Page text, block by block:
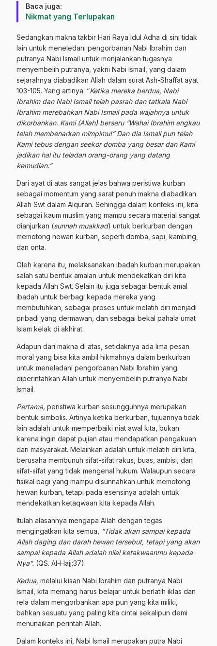
Baca juga:
Nikmat yang Terlupakan
Sedangkan makna takbir Hari Raya Idul Adha di sini tidak
lain untuk meneledani pengorbanan Nabi Ibrahim dan
putranya Nabi Ismail untuk menjalankan tugasnya
menyembelih putranya, yakni Nabi Ismail, yang dalam
sejarahnya diabadikan Allah dalam surat Ash-Shaffat ayat
103-105. Yang artinya: “Ketika mereka berdua, Nabi
Ibrahim dan Nabi Ismail telah pasrah dan tatkala Nabi
Ibrahim merebahkan Nabi Ismail pada wajahnya untuk
dikorbankan. Kami (Allah) berseru “Wahai Ibrahim engkau
telah membenarkan mimpimu!” Dan dia Ismail pun telah
Kami tebus dengan seekor domba yang besar dan Kami
jadikan hal itu teladan orang-orang yang datang
kemudian.”
Dari ayat di atas sangat jelas bahwa peristiwa kurban
sebagai momentum yang sarat penuh makna diabadikan
Allah Swt dalam Alquran. Sehingga dalam konteks ini, kita
sebagai kaum muslim yang mampu secara material sangat
dianjurkan (sunnah muakkad) untuk berkurban dengan
memotong hewan kurban, seperti domba, sapi, kambing,
dan onta.
Oleh karena itu, melaksanakan ibadah kurban merupakan
salah satu bentuk amalan untuk mendekatkan diri kita
kepada Allah Swt. Selain itu juga sebagai bentuk amal
ibadah untuk berbagi kepada mereka yang
membutuhkan, sebagai proses untuk melatih diri menjadi
pribadi yang dermawan, dan sebagai bekal pahala umat
Islam kelak di akhirat.
Adapun dari makna di atas, setidaknya ada lima pesan
moral yang bisa kita ambil hikmahnya dalam berkurban
untuk meneladani pengorbanan Nabi Ibrahim yang
diperintahkan Allah untuk menyembelih putranya Nabi
Ismail.
Pertama, peristiwa kurban sesungguhnya merupakan
bentuk simbolis. Artinya ketika berkurban, tujuannya tidak
lain adalah untuk memperbaiki niat awal kita, bukan
karena ingin dapat pujian atau mendapatkan pengakuan
dari masyarakat. Melainkan adalah untuk melatih diri kita,
berusaha membunuh sifat-sifat rakus, buas, ambisi, dan
sifat-sifat yang tidak mengenal hukum. Walaupun secara
fisikal bagi yang mampu disunnahkan untuk memotong
hewan kurban, tetapi pada esensinya adalah untuk
mendekatkan ketaqwaan kita kepada Allah.
Itulah alasannya mengapa Allah dengan tegas
mengingatkan kita semua,
“Tidak akan sampai kepada
Allah daging dan darah hewan tersebut, tetapi yang akan
sampai kepada Allah adalah nilai ketakwaanmu kepada-
Nya”. (QS. Al-Hajj:37).
Kedua, melalui kisan Nabi Ibrahim dan putranya Nabi
Ismail, kita memang harus belajar untuk berlatih iklas dan
rela dalam mengorbankan apa pun yang kita miliki,
bahkan sesuatu yang paling kita cintai sekalipun demi
menunaikan perintah Allah.
Dalam konteks ini, Nabi Ismail merupakan putra Nabi